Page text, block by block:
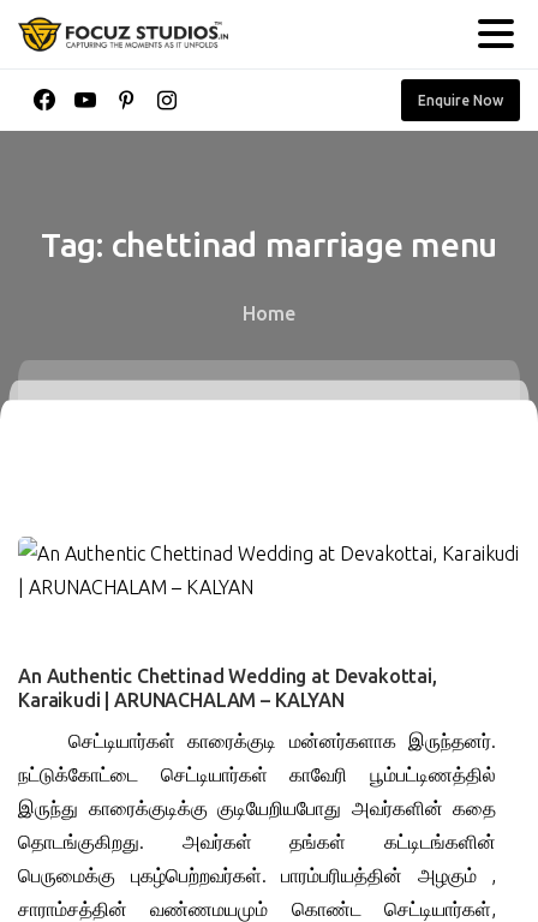
Enquire Now
Tag: chettinad marriage menu
Home
0
An Authentic Chettinad Wedding at Devakottai,
Karaikudi | ARUNACHALAM – KALYAN
செட்டியார்கள் காரைக்குடி மன்னர்களாக இருந்தனர்.
நட்டுக்கோட்டை செட்டியார்கள் காவேரி பூம்பட்டிணத்தில்
இருந்து காரைக்குடிக்கு குடியேறியபோது அவர்களின் கதை
தொடங்குகிறது. அவர்கள் தங்கள் கட்டிடங்களின்
பெருமைக்கு புகழ்பெற்றவர்கள். பாரம்பரியத்தின் அழகும் ,
சாராம்சத்தின் வண்ணமயமும் கொண்ட செட்டியார்கள்,